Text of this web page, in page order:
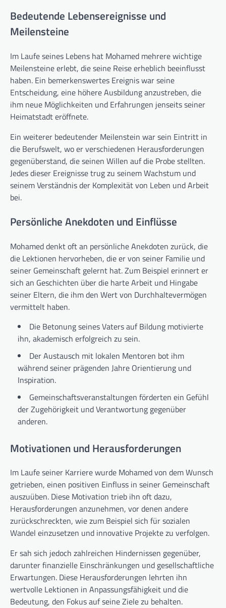
Bedeutende Lebensereignisse und
Meilensteine
Im Laufe seines Lebens hat Mohamed mehrere wichtige
Meilensteine erlebt, die seine Reise erheblich beeinflusst
haben. Ein bemerkenswertes Ereignis war seine
Entscheidung, eine höhere Ausbildung anzustreben, die
ihm neue Möglichkeiten und Erfahrungen jenseits seiner
Heimatstadt eröffnete.
Ein weiterer bedeutender Meilenstein war sein Eintritt in
die Berufswelt, wo er verschiedenen Herausforderungen
gegenüberstand, die seinen Willen auf die Probe stellten.
Jedes dieser Ereignisse trug zu seinem Wachstum und
seinem Verständnis der Komplexität von Leben und Arbeit
bei.
Persönliche Anekdoten und Einflüsse
Mohamed denkt oft an persönliche Anekdoten zurück, die
die Lektionen hervorheben, die er von seiner Familie und
seiner Gemeinschaft gelernt hat. Zum Beispiel erinnert er
sich an Geschichten über die harte Arbeit und Hingabe
seiner Eltern, die ihm den Wert von Durchhaltevermögen
vermittelt haben.
Die Betonung seines Vaters auf Bildung motivierte
ihn, akademisch erfolgreich zu sein.
Der Austausch mit lokalen Mentoren bot ihm
während seiner prägenden Jahre Orientierung und
Inspiration.
Gemeinschaftsveranstaltungen förderten ein Gefühl
der Zugehörigkeit und Verantwortung gegenüber
anderen.
Motivationen und Herausforderungen
Im Laufe seiner Karriere wurde Mohamed von dem Wunsch
getrieben, einen positiven Einfluss in seiner Gemeinschaft
auszuüben. Diese Motivation trieb ihn oft dazu,
Herausforderungen anzunehmen, vor denen andere
zurückschreckten, wie zum Beispiel sich für sozialen
Wandel einzusetzen und innovative Projekte zu verfolgen.
Er sah sich jedoch zahlreichen Hindernissen gegenüber,
darunter finanzielle Einschränkungen und gesellschaftliche
Erwartungen. Diese Herausforderungen lehrten ihn
wertvolle Lektionen in Anpassungsfähigkeit und die
Bedeutung, den Fokus auf seine Ziele zu behalten.